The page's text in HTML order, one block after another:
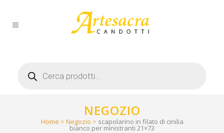
search
NEGOZIO
Home > Negozio > scapolarino in filato di cinilia
bianco per ministranti 21×73